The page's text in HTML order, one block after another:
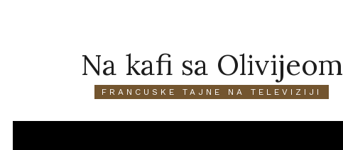
Na kafi sa Olivijeom
FRANCUSKE TAJNE NA TELEVIZIJI